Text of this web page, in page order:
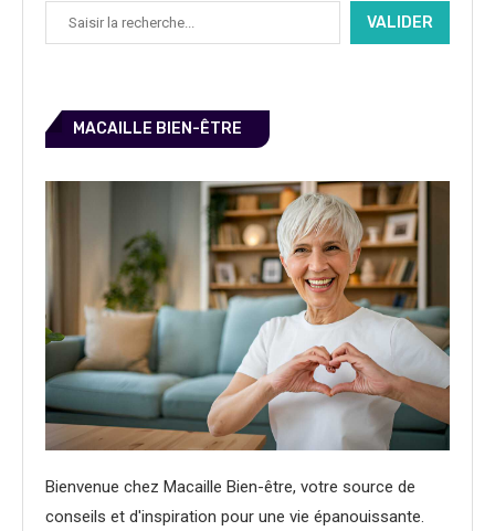
VALIDER
MACAILLE BIEN-ÊTRE
Bienvenue chez Macaille Bien-être, votre source de
conseils et d'inspiration pour une vie épanouissante.